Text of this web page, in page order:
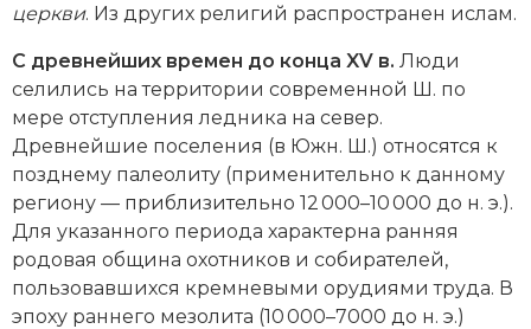
церкви. Из других религий распространен ислам.
С древнейших времен до конца XV в. Люди
селились на территории современной Ш. по
мере отступления ледника на север.
Древнейшие поселения (в Южн. Ш.) относятся к
позднему палеолиту (применительно к данному
региону — приблизительно 12 000–10 000 до н. э.).
Для указанного периода характерна ранняя
родовая община охотников и собирателей,
пользовавшихся кремневыми орудиями труда. В
эпоху раннего мезолита (10 000–7000 до н. э.)